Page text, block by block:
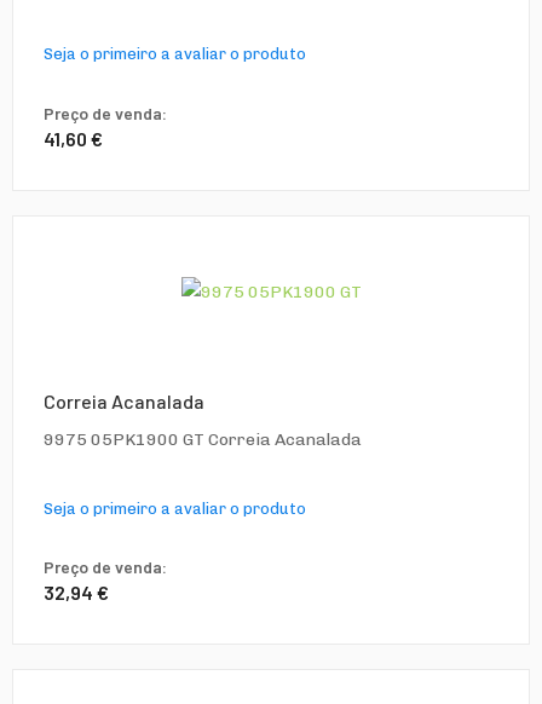
Seja o primeiro a avaliar o produto
Preço de venda:
41,60 €
Correia Acanalada
9975 05PK1900 GT Correia Acanalada
Seja o primeiro a avaliar o produto
Preço de venda:
32,94 €